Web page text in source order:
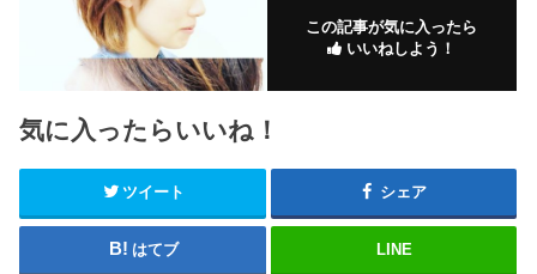
この記事が気に入ったら
いいねしよう！
気に入ったらいいね！
ツイート シェア
はてブ LINE